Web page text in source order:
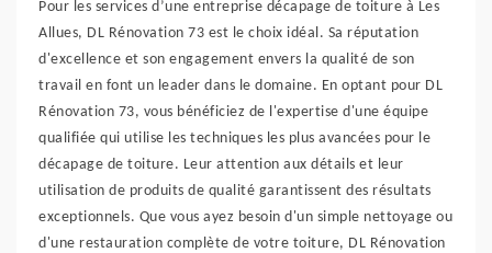
Pour les services d’une entreprise décapage de toiture à Les
Allues, DL Rénovation 73 est le choix idéal. Sa réputation
d'excellence et son engagement envers la qualité de son
travail en font un leader dans le domaine. En optant pour DL
Rénovation 73, vous bénéficiez de l'expertise d'une équipe
qualifiée qui utilise les techniques les plus avancées pour le
décapage de toiture. Leur attention aux détails et leur
utilisation de produits de qualité garantissent des résultats
exceptionnels. Que vous ayez besoin d'un simple nettoyage ou
d'une restauration complète de votre toiture, DL Rénovation